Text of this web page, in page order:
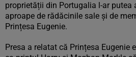
proprietății din Portugalia l-ar putea
aproape de rădăcinile sale și de
Prințesa Eugenie.
Presa a relatat că Prințesa Eugenie